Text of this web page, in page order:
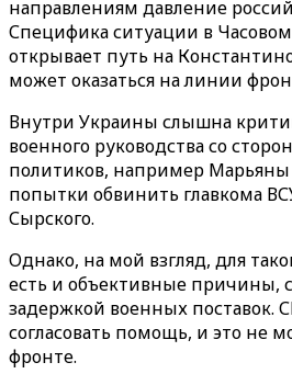
направлениям давление
Специфика ситуации в
открывает путь на
может оказаться на линии
Внутри Украины слышна
военного руководства со
политиков, например Марьяны
попытки обвинить главкома
Сырского.
Однако, на мой взгляд, для
есть и объективные причины,
задержкой военных поставок.
согласовать помощь, и это не
фронте.